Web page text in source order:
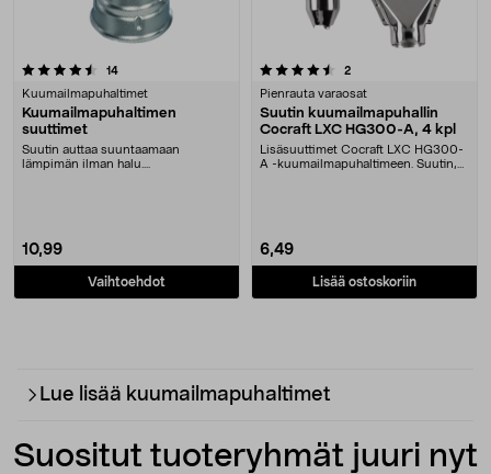
14arvostelut
Kuumailmapuhaltimet
Kuumailmapuhaltimen
suuttimet
Suutin auttaa suuntaamaan
lämpimän ilman halu....
10,99
Vaihtoehdot
4.5 viidestä tähdestä 2arvostelut
Pienrauta varaosat
Suutin kuumailmapuhallin
Cocraft LXC HG300-A, 4 kpl
Lisäsuuttimet Cocraft LXC HG300-
A -kuumailmapuhaltimeen. Suutin,
6,49
Lisää ostoskoriin
Lue lisää kuumailmapuhaltimet
Suositut tuoteryhmät juuri nyt